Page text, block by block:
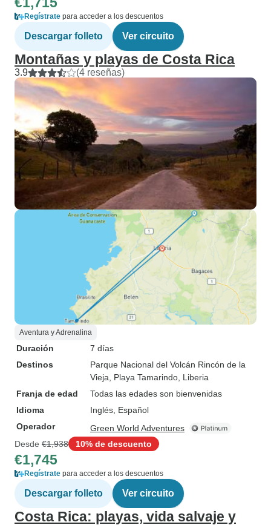
Regístrate para acceder a los descuentos
Descargar folleto Ver circuito
Montañas y playas de Costa Rica
3.9 (4 reseñas)
Aventura y Adrenalina
Duración
7 días
Destinos
Parque Nacional del Volcán Rincón de la
Vieja , Playa Tamarindo , Liberia
Franja de edad
Todas las edades son bienvenidas
Idioma
Inglés, Español
Operador
Green World Adventures
Desde €1,938 10% de descuento
€1,745
Regístrate para acceder a los descuentos
Descargar folleto Ver circuito
Costa Rica: playas, vida salvaje y